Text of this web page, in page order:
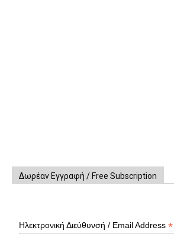
Δωρέαν Εγγραφή / Free Subscription
Ηλεκτρονική Διεύθυνσή / Email Address*